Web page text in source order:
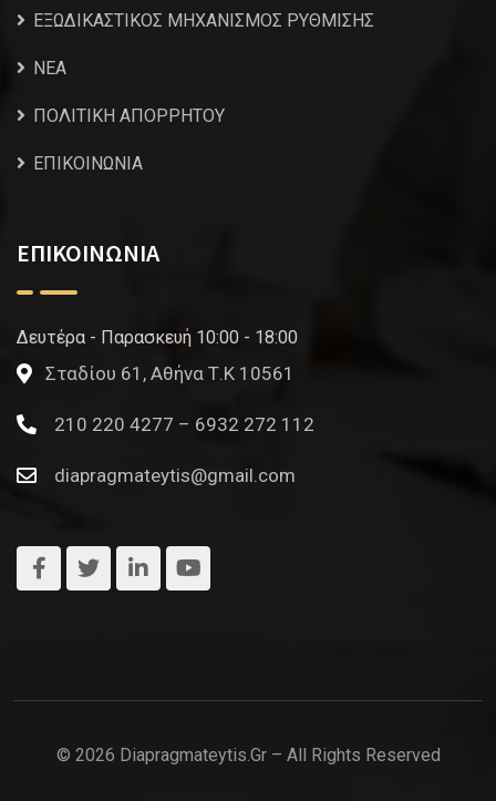
ΕΞΩΔΙΚΑΣΤΙΚΟΣ ΜΗΧΑΝΙΣΜΟΣ ΡΥΘΜΙΣΗΣ
NEA
ΠΟΛΙΤΙΚΗ ΑΠΟΡΡΗΤΟΥ
ΕΠΙΚΟΙΝΩΝΙΑ
ΕΠΙΚΟΙΝΩΝΙΑ
Δευτέρα - Παρασκευή 10:00 - 18:00
Σταδίου 61, Αθήνα Τ.Κ 10561
210 220 4277 – 6932 272 112
diapragmateytis@gmail.com
© 2026 Diapragmateytis.gr – All Rights Reserved